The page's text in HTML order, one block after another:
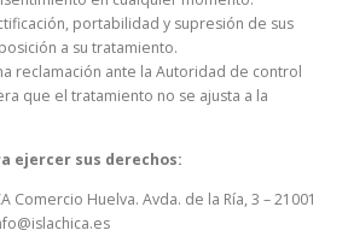
portabilidad y supresión de sus
a su tratamiento.
reclamación ante la Autoridad de control
que el tratamiento no se ajusta a la
ejercer sus derechos:
Comercio Huelva. Avda. de la Ría, 3 – 21001